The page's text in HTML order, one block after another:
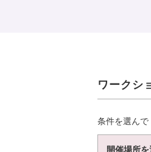
ワークシ
条件を選んで
開催場所